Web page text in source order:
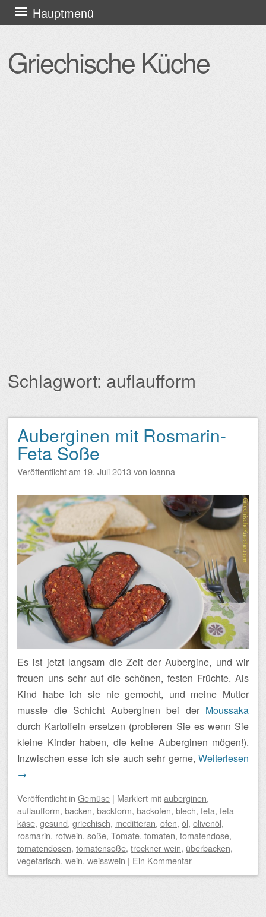
Griechische Küche
Hauptmenü
Zum
Inhalt
Schlagwort: auflaufform
Beitragsnavigation
Auberginen mit Rosmarin-
Feta Soße
Veröffentlicht am 19. Juli 2013 von ioanna
Es ist jetzt langsam die Zeit der Aubergine, und wir
freuen uns sehr auf die schönen, festen Früchte. Als
Kind habe ich sie nie gemocht, und meine Mutter
musste die Schicht Auberginen bei der Moussaka
durch Kartoffeln ersetzen (probieren Sie es wenn Sie
kleine Kinder haben, die keine Auberginen mögen!).
Inzwischen esse ich sie auch sehr gerne, Weiterlesen
→
Veröffentlicht in Gemüse | Markiert mitauberginen,
auflaufform, backen, backform, backofen, blech, feta, feta
käse, gesund, griechisch, meditteran, ofen, öl, olivenöl,
rosmarin, rotwein, soße, Tomate, tomaten, tomatendose,
tomatendosen, tomatensoße, trockner wein, überbacken,
vegetarisch, wein, weisswein | Ein Kommentar